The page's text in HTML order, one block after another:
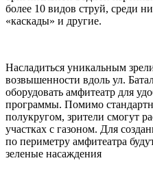
более 10 видов струй, среди
«каскады» и другие.
Насладиться уникальным
возвышенности вдоль ул.
оборудовать амфитеатр для
программы. Помимо
полукругом, зрители смогут
участках с газоном. Для
по периметру амфитеатра
зеленые насаждения